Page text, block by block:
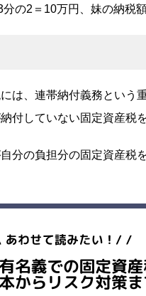
の2＝10万円、妹の納税
は、連帯納付義務という
付していない固定資産税
分の負担分の固定資産税